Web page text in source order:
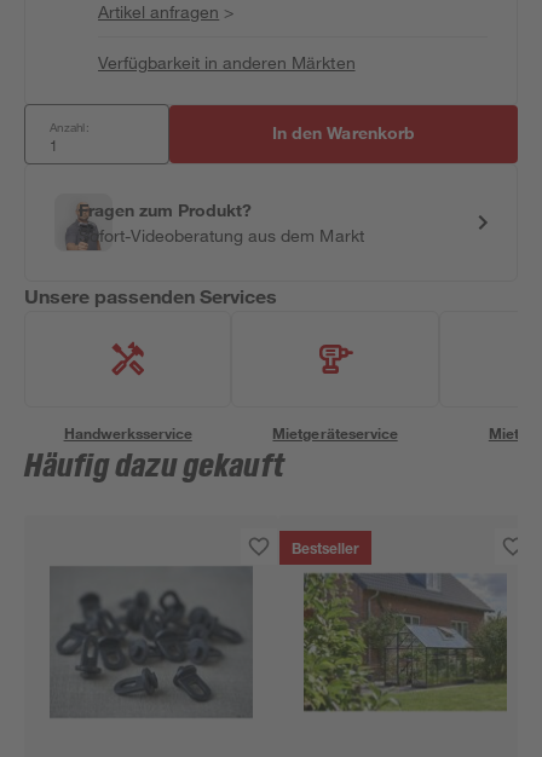
Artikel anfragen >
Verfügbarkeit in anderen Märkten
Anzahl: In den Warenkorb
Fragen zum Produkt?
Sofort-Videoberatung aus dem Markt
Unsere passenden Services
Handwerksservice Mietgeräteservice
Häufig dazu gekauft
Bestseller